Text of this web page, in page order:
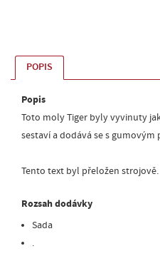
POPIS
Popis
Toto moly Tiger byly vyvinuty
sestaví a dodává se s
Tento text byl přeložen strojově.
Rozsah dodávky
Sada
.